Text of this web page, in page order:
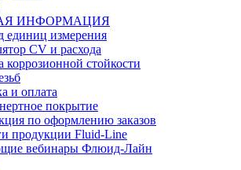
ИНФОРМАЦИЯ
единиц измерения
CV и расхода
коррозионной стойкости
и оплата
покрытие
по оформлению заказов
продукции Fluid-Line
вебинары Флюид-Лайн